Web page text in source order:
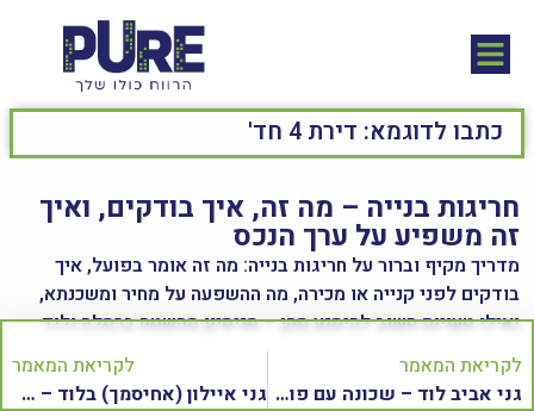
חריגות בנייה – מה זה, איך בודקים, ואיך
זה משפיע על ערך הנכס
מדריך מקיף וברור על חריגות בנייה: מה זה אומר בפועל, איך
בודקים לפני קנייה או מכירה, מה ההשפעה על מחיר ומשכנתא,
ואילו טעויות חשוב להימנע מהן – מניסיון מהשטח ברמלה ולוד.
לקריאת המאמר
גני אביב לוד – שכונה עם פוטנציאל נדל״ני אמיתי | מדריך למשקיעים ולמשפחות
לקריאת המאמר
גני איילון (אחיסמך) בלוד – המדריך המקיף לשכונה המתפתחת ביותר בעיר